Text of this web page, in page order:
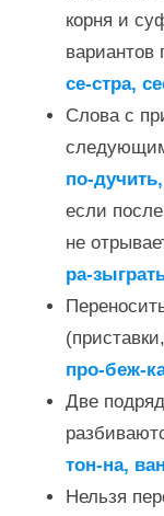
корня и
вариантов
се-стра,
Слова с
по-
если
не
ра-
про-беж-
Две
тон-на,
Нельзя